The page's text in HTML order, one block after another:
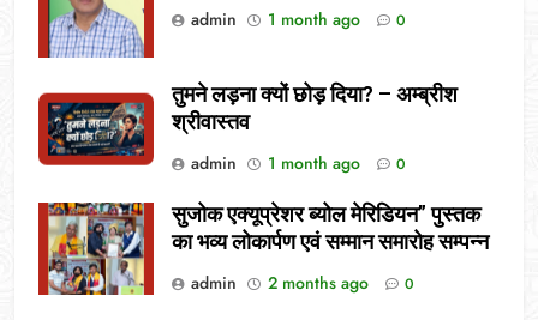
admin
1 month ago 0
तुमने लड़ना क्यों छोड़ दिया? – अम्ब्रीश
श्रीवास्तव
admin
1 month ago 0
सुजोक एक्यूप्रेशर ब्योल मेरिडियन” पुस्तक
का भव्य लोकार्पण एवं सम्मान समारोह सम्पन्न
admin
2 months ago 0